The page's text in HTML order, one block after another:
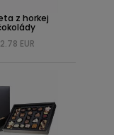
z horkej
EUR